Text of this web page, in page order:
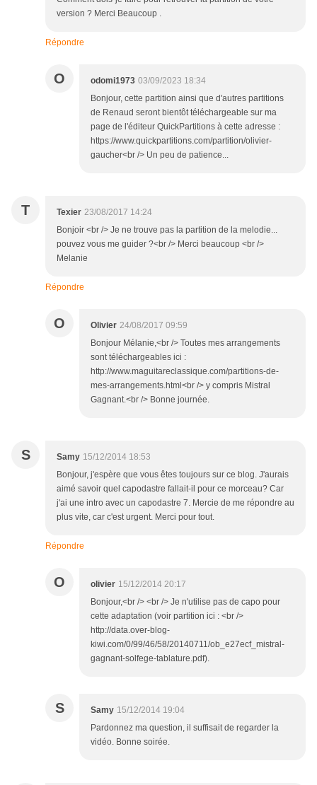
version ? Merci Beaucoup .
Répondre
O odomi1973 03/09/2023 18:34
Bonjour, cette partition ainsi que d'autres partitions
de Renaud seront bientôt téléchargeable sur ma
page de l'éditeur QuickPartitions à cette adresse :
https://www.quickpartitions.com/partition/olivier-
gaucher<br /> Un peu de patience...
T Texier 23/08/2017 14:24
Bonjoir <br /> Je ne trouve pas la partition de la melodie...
pouvez vous me guider ?<br /> Merci beaucoup <br />
Melanie
Répondre
O Olivier 24/08/2017 09:59
Bonjour Mélanie,<br /> Toutes mes arrangements
sont téléchargeables ici :
http://www.maguitareclassique.com/partitions-de-
mes-arrangements.html<br /> y compris Mistral
Gagnant.<br /> Bonne journée.
S Samy 15/12/2014 18:53
Bonjour, j'espère que vous êtes toujours sur ce blog. J'aurais
aimé savoir quel capodastre fallait-il pour ce morceau? Car
j'ai une intro avec un capodastre 7. Mercie de me répondre au
plus vite, car c'est urgent. Merci pour tout.
Répondre
O olivier 15/12/2014 20:17
Bonjour,<br /> <br /> Je n'utilise pas de capo pour
cette adaptation (voir partition ici : <br />
http://data.over-blog-
kiwi.com/0/99/46/58/20140711/ob_e27ecf_mistral-
gagnant-solfege-tablature.pdf).
S Samy 15/12/2014 19:04
Pardonnez ma question, il suffisait de regarder la
vidéo. Bonne soirée.